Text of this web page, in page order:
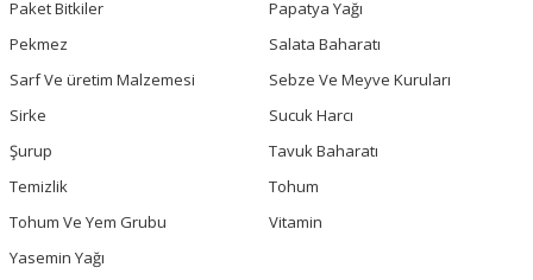
Paket Bitkiler
Papatya Yağı
Pekmez
Salata Baharatı
Sarf Ve üretim Malzemesi
Sebze Ve Meyve Kuruları
Sirke
Sucuk Harcı
Şurup
Tavuk Baharatı
Temizlik
Tohum
Tohum Ve Yem Grubu
Vitamin
Yasemin Yağı